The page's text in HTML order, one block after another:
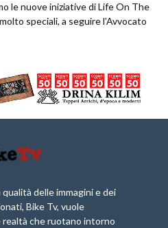
le nuove iniziative di Life On The
speciali, a seguire l’Avvocato
delle immagini e dei
Bike Tv, vuole
realtà che ruotano intorno